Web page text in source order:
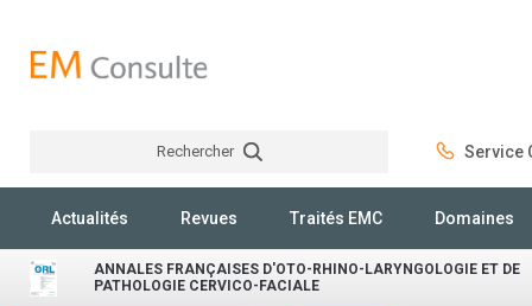
Rechercher Service
Actualités Revues Traités EMC Domaines
ANNALES FRANÇAISES D'OTO-RHINO-LARYNGOLOGIE ET DE
PATHOLOGIE CERVICO-FACIALE